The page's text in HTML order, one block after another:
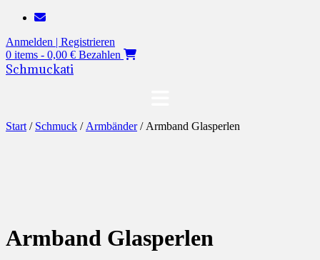
Zum
springen
Anmelden | Registrieren
0 items - 0,00 € Bezahlen
Schmuckati
Start / Schmuck / Armbänder/ Armband Glasperlen
Armband Glasperlen